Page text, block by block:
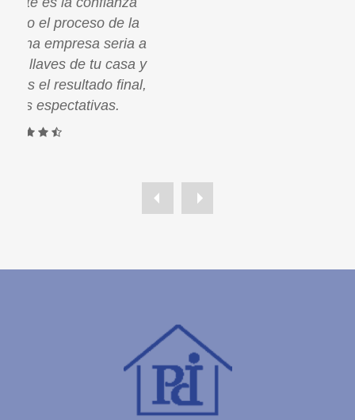
que me dio Paco con todo el proceso de la
obra. La tranquilidad de una empresa seria a
la que tu puedas dejar las llaves de tu casa y
estar tranquila. Lo mejor es el resultado final,
superó con creces mis espectativas.